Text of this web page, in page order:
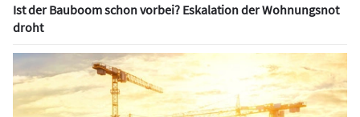
Ist der Bauboom schon vorbei? Eskalation der Wohnungsnot
droht